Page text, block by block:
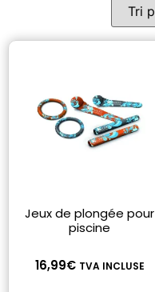
Jeux de plongée pour
piscine
16,99€ TVA INCLUSE